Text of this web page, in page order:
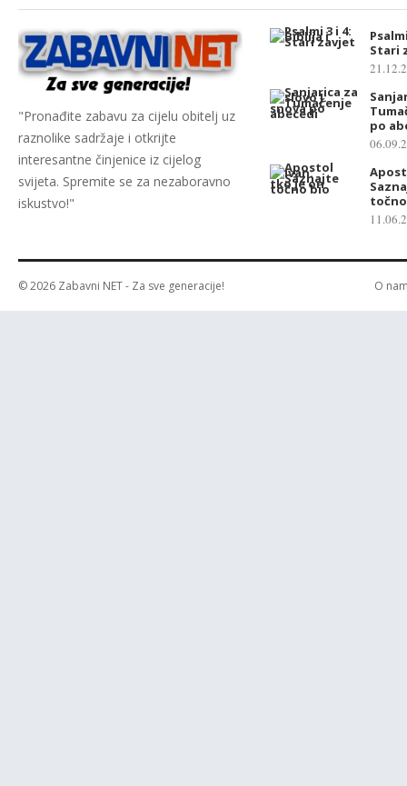
"Pronađite zabavu za cijelu obitelj uz
raznolike sadržaje i otkrijte
interesantne činjenice iz cijelog
svijeta. Spremite se za nezaboravno
iskustvo!"
Stari
po
© 2026 Zabavni NET- Za sve generacije! O